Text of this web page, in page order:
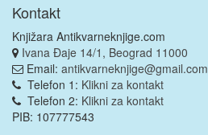
Kontakt
Knjižara Antikvarneknjige.com
Ivana Đaje 14/1, Beograd 11000
Email: antikvarneknjige@gmail.com
Telefon 1: Klikni za kontakt
Telefon 2: Klikni za kontakt
PIB: 107777543